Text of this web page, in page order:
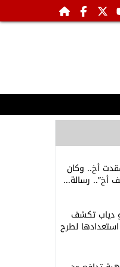
أخ.. وكان
أخ”.. رسالة...
دياب تكشف
لطرح